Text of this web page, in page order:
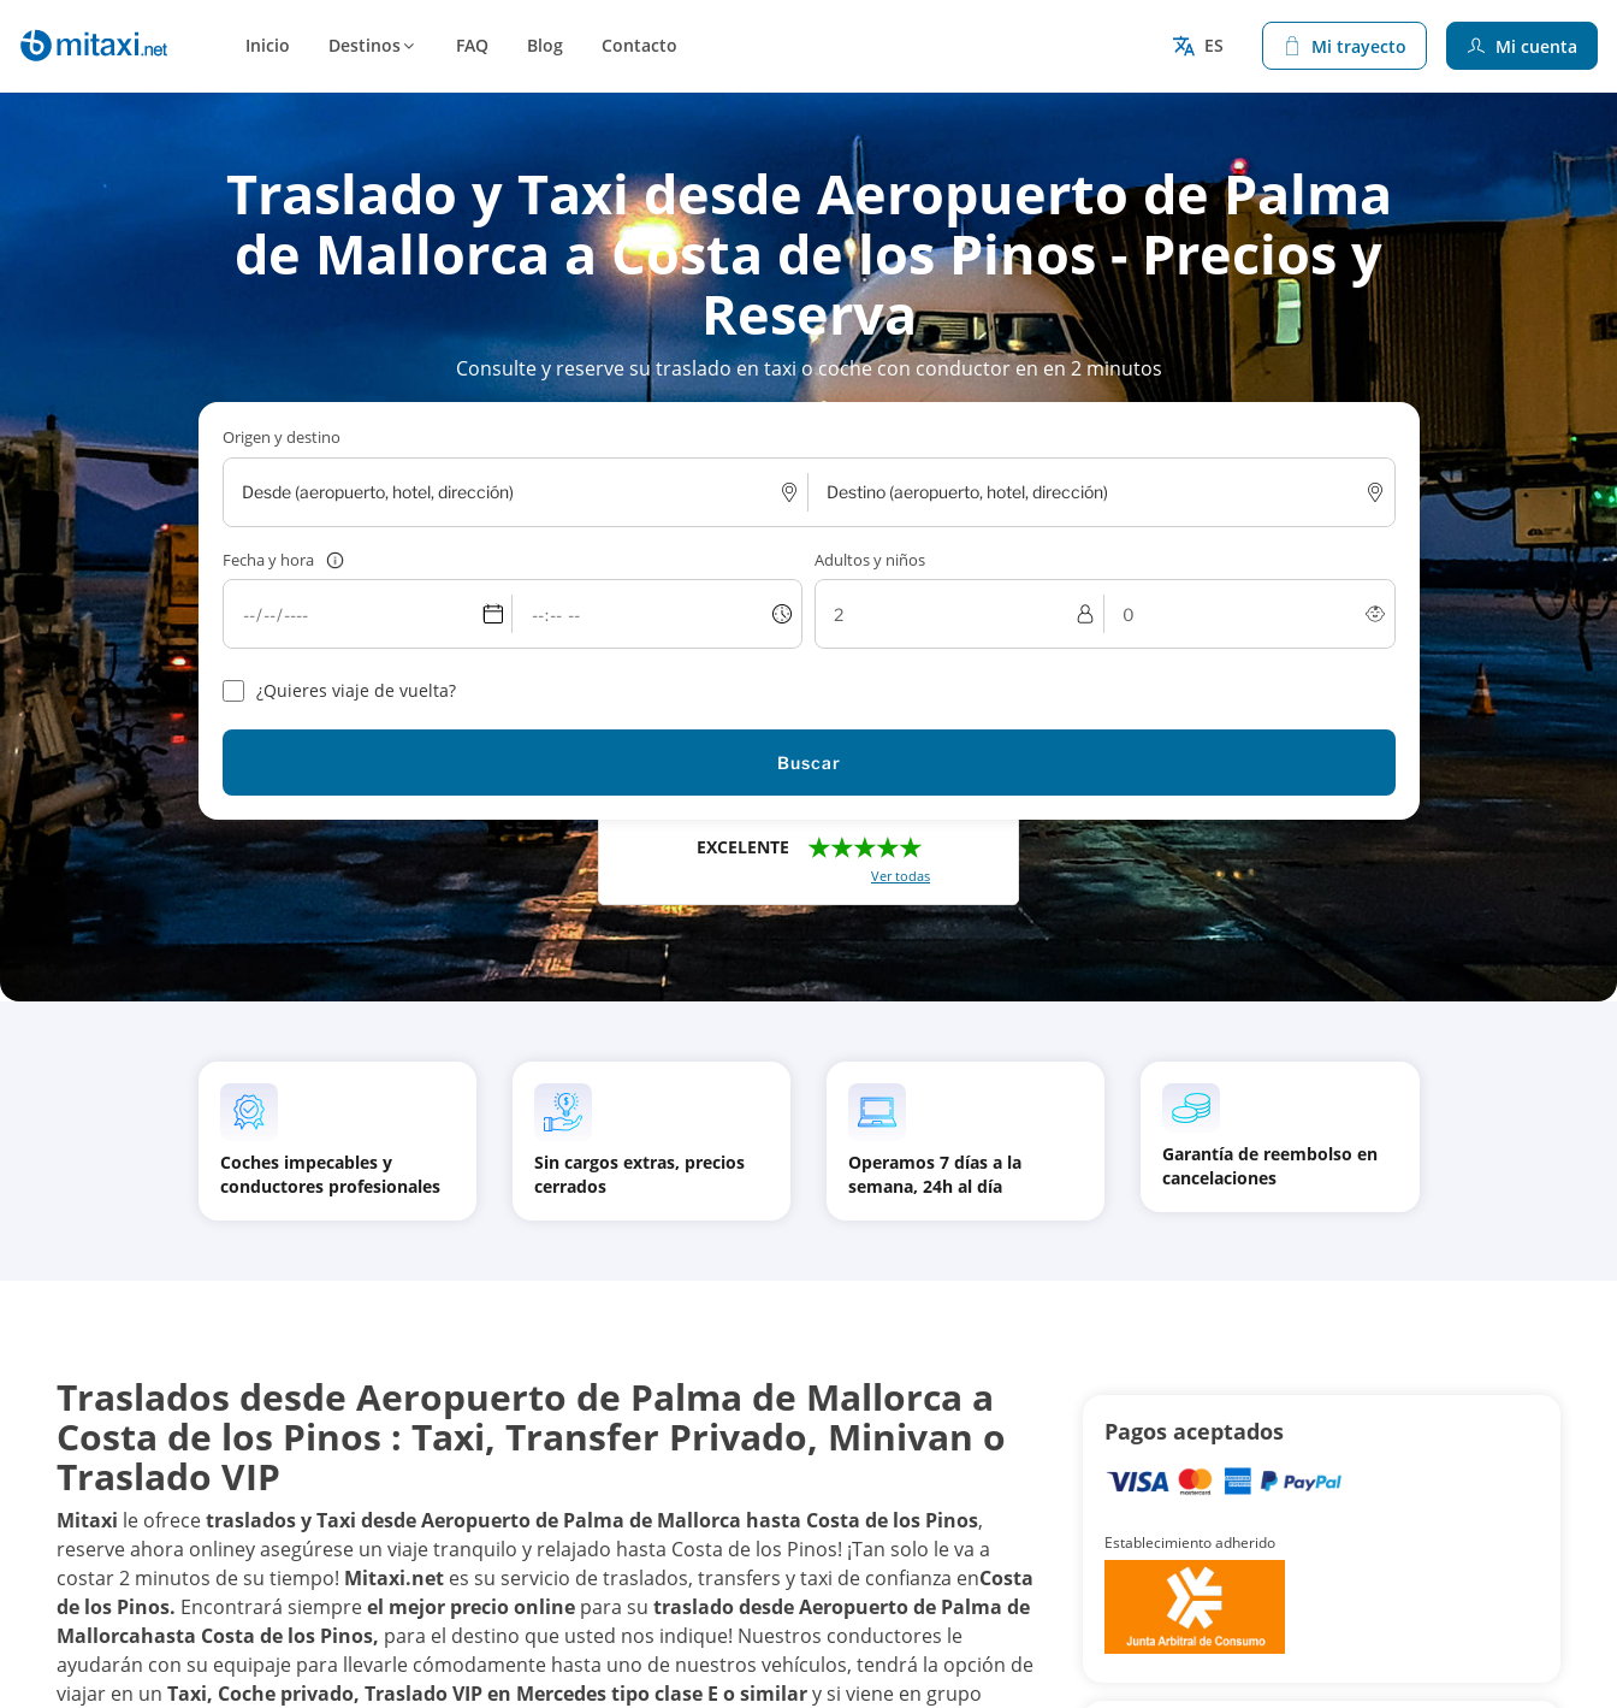
Inicio Destinos FAQ Blog Contacto ES Mi trayecto Mi cuenta
Traslado y Taxi desde Aeropuerto de Palma
de Mallorca a Costa de los Pinos - Precios y
Reserva
Consulte y reserve su traslado en taxi o coche con conductor en en 2 minutos
Origen y destino
Fecha y hora Adultos y niños
¿Quieres viaje de vuelta?
Buscar
EXCELENTE ★★★★★
Ver todas
Coches impecables y
conductores profesionales
Sin cargos extras, precios
cerrados
Operamos 7 días a la
semana, 24h al día
Garantía de reembolso en
cancelaciones
Traslados desde Aeropuerto de Palma de Mallorca a
Costa de los Pinos : Taxi, Transfer Privado, Minivan o
Traslado VIP
Mitaxi le ofrecetraslados y Taxi desdeAeropuerto de Palma de Mallorca hasta Costa de los Pinos,
reserve ahora onliney asegúrese un viaje tranquilo y relajado hasta Costa de los Pinos! ¡Tan solo le va a
costar 2 minutos de su tiempo! Mitaxi.net es su servicio de traslados, transfers y taxi de confianza enCosta
de los Pinos. Encontrará siempreel mejor precio online para su traslado desdeAeropuerto de Palma de
Mallorcahasta Costa de los Pinos, para el destino que usted nos indique! Nuestros conductores le
ayudarán con su equipaje para llevarle cómodamente hasta uno de nuestros vehículos, tendrá la opción de
viajar en un Taxi, Coche privado, Traslado VIP en Mercedes tipo clase E o similary si viene en grupo
Pagos aceptados
Establecimiento adherido